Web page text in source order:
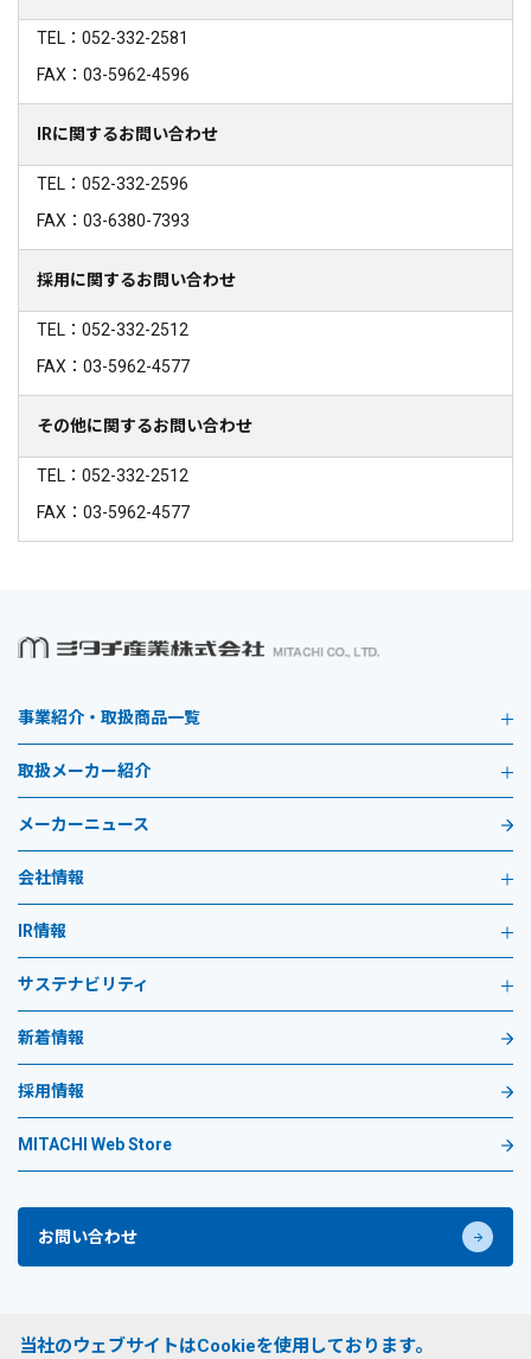
TEL：052-332-2581
FAX：03-5962-4596
IRに関するお問い合わせ
TEL：052-332-2596
FAX：03-6380-7393
採用に関するお問い合わせ
TEL：052-332-2512
FAX：03-5962-4577
その他に関するお問い合わせ
TEL：052-332-2512
FAX：03-5962-4577
事業紹介・取扱商品一覧
取扱メーカー紹介
メーカーニュース
会社情報
IR情報
サステナビリティ
新着情報
採用情報
MITACHI Web Store
お問い合わせ
当社のウェブサイトはCookieを使用しております。